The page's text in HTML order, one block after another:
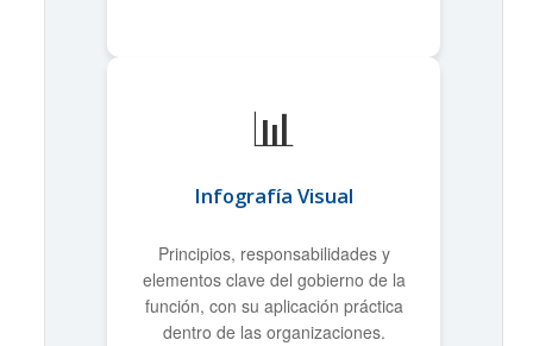
📊
Infografía Visual
Principios, responsabilidades y
elementos clave del gobierno de la
función, con su aplicación práctica
dentro de las organizaciones.